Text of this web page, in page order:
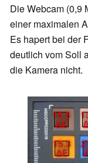
Die Webcam (0,9
einer maximalen
Es hapert bei der
deutlich vom Soll
die Kamera nicht.
16.5
∆E
15.3
∆E